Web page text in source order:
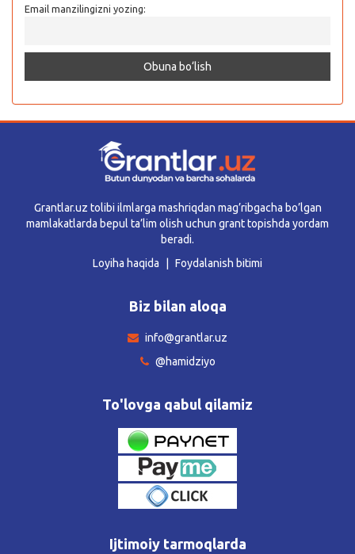
Email manzilingizni yozing:
Grantlar.uz tolibi ilmlarga mashriqdan mag’ribgacha bo’lgan
mamlakatlarda bepul ta’lim olish uchun grant topishda yordam
beradi.
Loyiha haqida
Foydalanish bitimi
Biz bilan aloqa
info@grantlar.uz
@hamidziyo
To'lovga qabul qilamiz
Ijtimoiy tarmoqlarda